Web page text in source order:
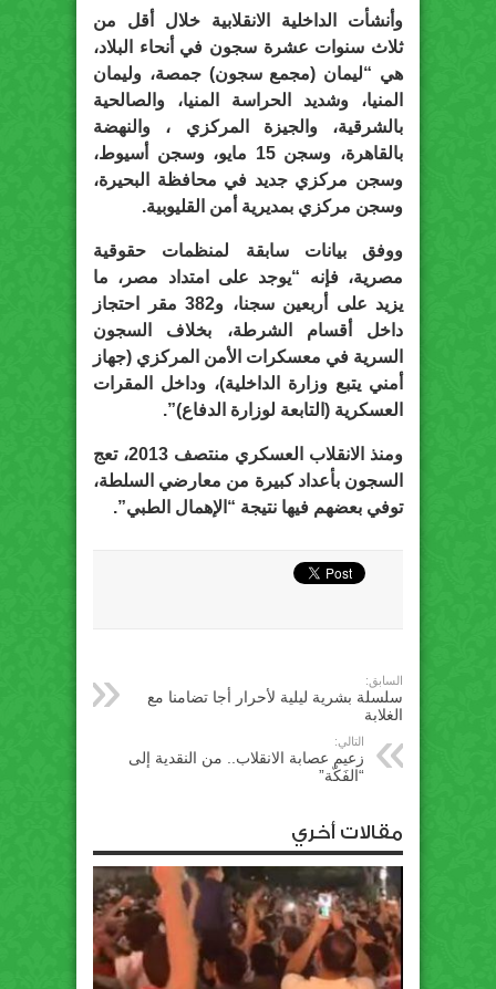
وأنشأت الداخلية الانقلابية خلال أقل من
ثلاث سنوات عشرة سجون في أنحاء البلاد،
هي “ليمان (مجمع سجون) جمصة، وليمان
المنيا، وشديد الحراسة المنيا، والصالحية
بالشرقية، والجيزة المركزي ، والنهضة
بالقاهرة، وسجن 15 مايو، وسجن أسيوط،
وسجن مركزي جديد في محافظة البحيرة،
وسجن مركزي بمديرية أمن القليوبية.
ووفق بيانات سابقة لمنظمات حقوقية
مصرية، فإنه “يوجد على امتداد مصر، ما
يزيد على أربعين سجنا، و382 مقر احتجاز
داخل أقسام الشرطة، بخلاف السجون
السرية في معسكرات الأمن المركزي (جهاز
أمني يتبع وزارة الداخلية)، وداخل المقرات
العسكرية (التابعة لوزارة الدفاع)”.
ومنذ الانقلاب العسكري منتصف 2013، تعج
السجون بأعداد كبيرة من معارضي السلطة،
توفي بعضهم فيها نتيجة “الإهمال الطبي”.
السابق:
سلسلة بشرية ليلية لأحرار أجا تضامنا مع
الغلابة
التالي:
زعيم عصابة الانقلاب.. من النقدية إلى
“الفَكّة”
مقالات أخري